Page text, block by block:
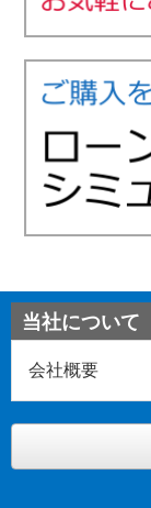
当社について
会社概要